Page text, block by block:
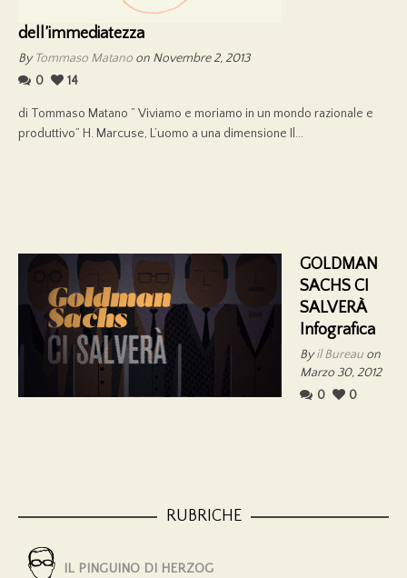
dell’immediatezza
ByTommaso Matano on Novembre 2, 2013
0
14
di Tommaso Matano ” Viviamo e moriamo in un mondo razionale e
produttivo” H. Marcuse, L’uomo a una dimensione Il...
GOLDMAN
SACHS CI
SALVERÀ
Infografica
Byil Bureau on
Marzo 30, 2012
0
0
RUBRICHE
IL PINGUINO DI HERZOG